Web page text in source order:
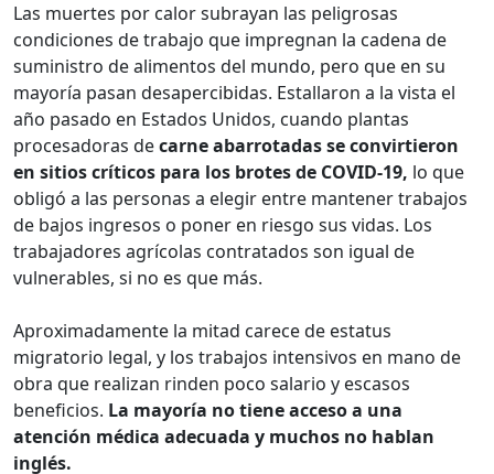
Las muertes por calor subrayan las peligrosas
condiciones de trabajo que impregnan la cadena de
suministro de alimentos del mundo, pero que en su
mayoría pasan desapercibidas. Estallaron a la vista el
año pasado en Estados Unidos, cuando plantas
procesadoras decarne abarrotadas se convirtieron
en sitios críticos para los brotes de COVID-19, lo que
obligó a las personas a elegir entre mantener trabajos
de bajos ingresos o poner en riesgo sus vidas. Los
trabajadores agrícolas contratados son igual de
vulnerables, si no es que más.
Aproximadamente la mitad carece de estatus
migratorio legal, y los trabajos intensivos en mano de
obra que realizan rinden poco salario y escasos
beneficios. La mayoría no tiene acceso a una
atención médica adecuada y muchos no hablan
inglés.